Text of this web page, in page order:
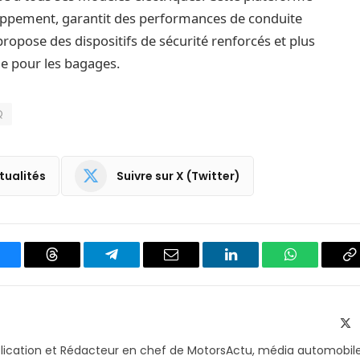
garantit des performances de conduite
des dispositifs de sécurité renforcés et plus
pour les bagages.
Suivre sur X (Twitter)
Threads
Partager
Email LinkedIn WhatsApp
et Rédacteur en chef de MotorsActu, média